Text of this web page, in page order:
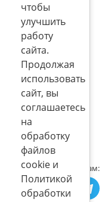
8, стр.10
Присоединяйтесь к нам:
чтобы
улучшить
работу
сайта.
Продолжая
использовать
сайт, вы
соглашаетесь
на
обработку
файлов
cookie и
Политикой
обработки